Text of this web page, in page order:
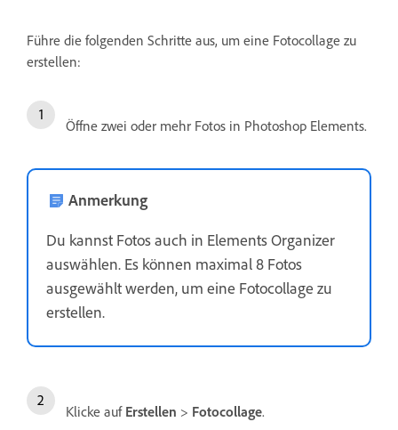
Führe die folgenden Schritte aus, um eine Fotocollage zu
erstellen:
Öffne zwei oder mehr Fotos in Photoshop Elements.
Anmerkung
Du kannst Fotos auch in Elements Organizer
auswählen. Es können maximal 8 Fotos
ausgewählt werden, um eine Fotocollage zu
erstellen.
Klicke auf Erstellen > Fotocollage.